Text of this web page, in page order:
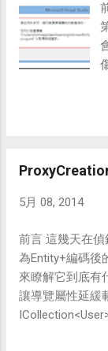
Principle 介面分
http://
in-net-the-
Inversion
dependency-
5月 08, 2014
前言 這幾天在偵
為Entity+編碼後
來瞭解它到底有
讓導覽屬性延緩